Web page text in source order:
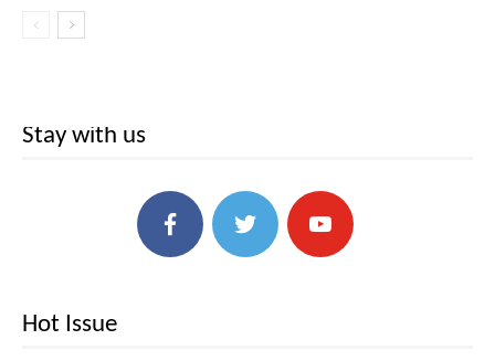
Stay with us
Hot Issue